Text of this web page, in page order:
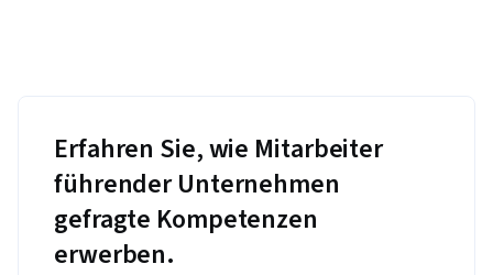
Erfahren Sie, wie Mitarbeiter
führender Unternehmen
gefragte Kompetenzen
erwerben.